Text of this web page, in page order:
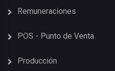
Remuneraciones
POS - Punto de Venta
Producción